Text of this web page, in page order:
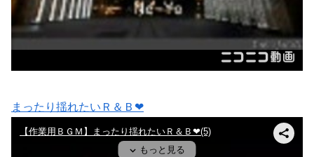
まったり揺れたいＲ＆Ｂ❤